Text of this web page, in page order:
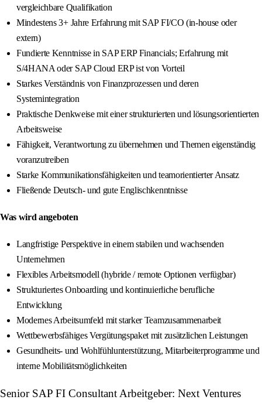
vergleichbare Qualifikation
Mindestens 3+ Jahre Erfahrung mit SAP FI/CO (in-house oder
extern)
Fundierte Kenntnisse in SAP ERP Financials; Erfahrung mit
S/4HANA oder SAP Cloud ERP ist von Vorteil
Starkes Verständnis von Finanzprozessen und deren
Systemintegration
Praktische Denkweise mit einer strukturierten und lösungsorientierten
Arbeitsweise
Fähigkeit, Verantwortung zu übernehmen und Themen eigenständig
voranzutreiben
Starke Kommunikationsfähigkeiten und teamorientierter Ansatz
Fließende Deutsch- und gute Englischkenntnisse
Was wird angeboten
Langfristige Perspektive in einem stabilen und wachsenden
Unternehmen
Flexibles Arbeitsmodell (hybride / remote Optionen verfügbar)
Strukturiertes Onboarding und kontinuierliche berufliche
Entwicklung
Modernes Arbeitsumfeld mit starker Teamzusammenarbeit
Wettbewerbsfähiges Vergütungspaket mit zusätzlichen Leistungen
Gesundheits- und Wohlfühlunterstützung, Mitarbeiterprogramme und
interne Mobilitätsmöglichkeiten
Senior SAP FI Consultant Arbeitgeber: Next Ventures